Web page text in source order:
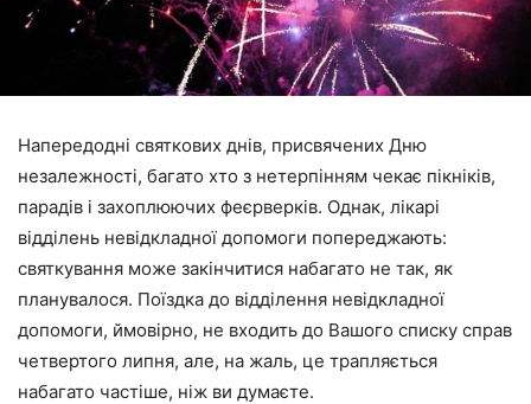
Напередодні святкових днів, присвячених Дню
незалежності, багато хто з нетерпінням чекає пікніків,
парадів і захоплюючих феєрверків. Однак, лікарі
відділень невідкладної допомоги попереджають:
святкування може закінчитися набагато не так, як
планувалося. Поїздка до відділення невідкладної
допомоги, ймовірно, не входить до Вашого списку справ
четвертого липня, але, на жаль, це трапляється
набагато частіше, ніж ви думаєте.